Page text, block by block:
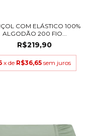
COM ELÁSTICO 100%
ALGODÃO 200 FIO...
R$219,90
x de R$36,65 sem juros